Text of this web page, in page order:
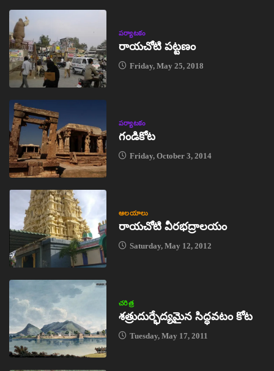
పర్యాటకం
రాయచోటి పట్టణం
Friday, May 25, 2018
పర్యాటకం
గండికోట
Friday, October 3, 2014
ఆలయాలు
రాయచోటి వీరభద్రాలయం
Saturday, May 12, 2012
చరిత్ర
శత్రుదుర్భేద్యమైన సిద్ధవటం కోట
Tuesday, May 17, 2011